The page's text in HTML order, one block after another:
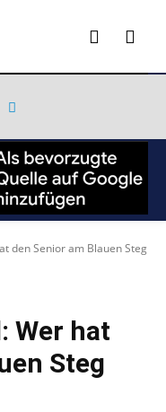
den Senior am Blauen Steg
Wer hat
Steg